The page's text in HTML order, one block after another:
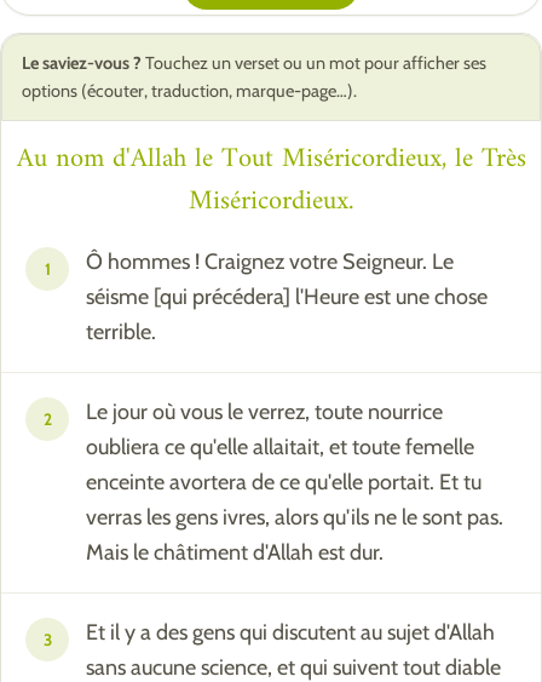
Le saviez-vous ? Touchez un verset ou un mot pour afficher ses
options (écouter, traduction, marque-page…).
Au nom d'Allah le Tout Miséricordieux, le Très
Miséricordieux.
1
Ô hommes ! Craignez votre Seigneur. Le
séisme [qui précédera] l'Heure est une chose
terrible.
2
Le jour où vous le verrez, toute nourrice
oubliera ce qu'elle allaitait, et toute femelle
enceinte avortera de ce qu'elle portait. Et tu
verras les gens ivres, alors qu'ils ne le sont pas.
Mais le châtiment d'Allah est dur.
3
Et il y a des gens qui discutent au sujet d'Allah
sans aucune science, et qui suivent tout diable